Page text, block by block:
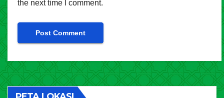
the next time I comment.